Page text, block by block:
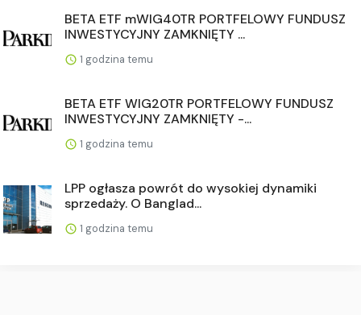
BETA ETF mWIG40TR PORTFELOWY FUNDUSZ
INWESTYCYJNY ZAMKNIĘTY ...
1 godzina temu
BETA ETF WIG20TR PORTFELOWY FUNDUSZ
INWESTYCYJNY ZAMKNIĘTY -...
1 godzina temu
LPP ogłasza powrót do wysokiej dynamiki
sprzedaży. O Banglad...
1 godzina temu